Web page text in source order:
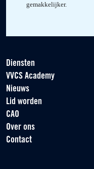
gemakkelijker.
Diensten
VVCS Academy
Nieuws
Lid worden
CAO
Over ons
Contact